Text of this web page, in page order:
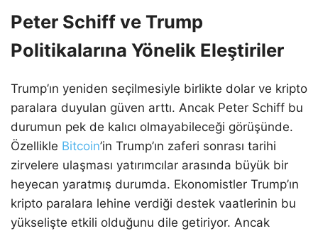
Peter Schiff ve Trump
Politikalarına Yönelik Eleştiriler
Trump’ın yeniden seçilmesiyle birlikte dolar ve kripto
paralara duyulan güven arttı. Ancak Peter Schiff bu
durumun pek de kalıcı olmayabileceği görüşünde.
Özellikle Bitcoin’in Trump’ın zaferi sonrası tarihi
zirvelere ulaşması yatırımcılar arasında büyük bir
heyecan yaratmış durumda. Ekonomistler Trump’ın
kripto paralara lehine verdiği destek vaatlerinin bu
yükselişte etkili olduğunu dile getiriyor. Ancak